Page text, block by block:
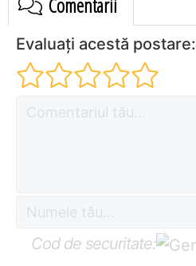
Evaluați acestă postare:
Cod de securitate: